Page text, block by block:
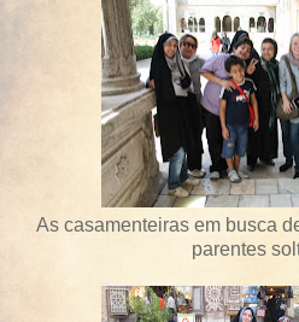
As casamenteiras em busca
parentes